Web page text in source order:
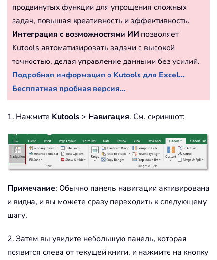
продвинутых функций для упрощения сложных
задач, повышая креативность и эффективность.
Интеграция с возможностями ИИ позволяет
Kutools автоматизировать задачи с высокой
точностью, делая управление данными без усилий.
Подробная информация о Kutools для Excel...
Бесплатная пробная версия...
1. Нажмите Kutools > Навигация. См. скриншот:
Примечание: Обычно панель навигации активирована
и видна, и вы можете сразу переходить к следующему
шагу.
2. Затем вы увидите небольшую панель, которая
появится слева от текущей книги, и нажмите на кнопку